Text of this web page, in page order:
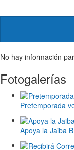
No hay información
Fotogalerías
Pretemporada
Apoya la Jaiba